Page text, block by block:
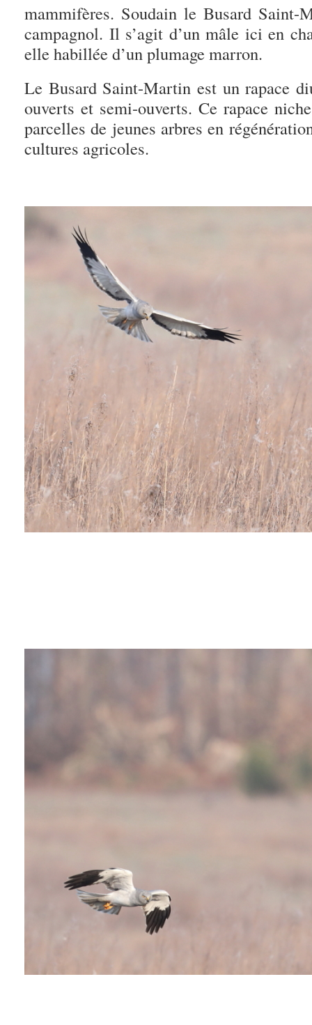
mammifères. Soudain le Busard
campagnol. Il s’agit d’un mâle ici en
elle habillée d’un plumage marron.
Le Busard Saint-Martin est un rapace
ouverts et semi-ouverts. Ce rapace
parcelles de jeunes arbres en
cultures agricoles.